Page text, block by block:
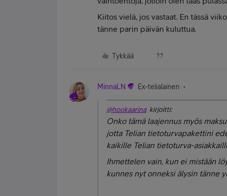
Kiitos vielä, jos vastaat. En tässä
tänne parin päivän kuluttua.
Tykkää
MinnaLN Ex-telialainen
@hookaarinakirjoitti:
Onko tämä laajennus myös
jotta Telian tietoturvapakettini
kaikille Telian tietoturva-
Ihmettelen vain, kun ei mistään
kunnes nyt onneksi älysin tänne